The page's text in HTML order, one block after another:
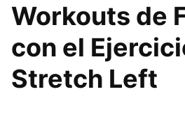
Workouts de
con el
Stretch Left